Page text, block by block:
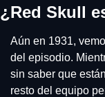
¿Red Skull
Aún en 1931,
del episodio.
sin saber que
resto del equipo